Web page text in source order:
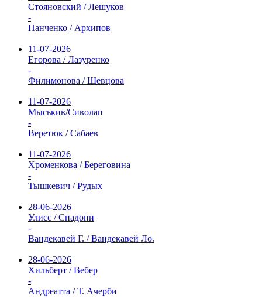
Стояновский / Лешуков
-
Панченко / Архипов
11-07-2026
Егорова / Лазуренко
-
Филимонова / Шевцова
11-07-2026
Мыськив/Сиволап
-
Веретюк / Сабаев
11-07-2026
Хроменкова / Береговина
-
Тышкевич / Рудых
28-06-2026
Улисс / Спадони
-
Вандекавей Г. / Вандекавей Ло.
28-06-2026
Хильберт / Вебер
-
Андреатта / Т. Ачерби